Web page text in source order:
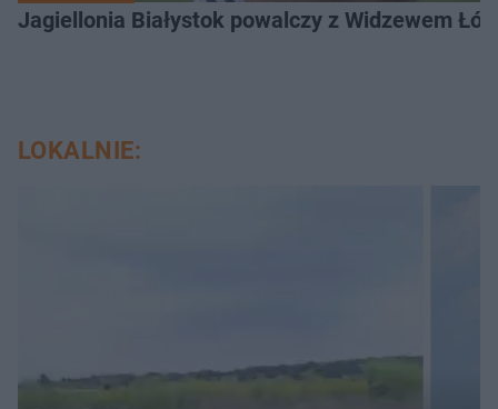
Jagiellonia Białystok powalczy z Widzewem
LOKALNIE: